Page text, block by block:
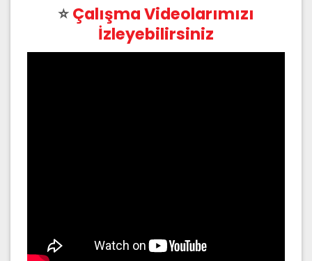
⭐Çalışma Videolarımızı
İzleyebilirsiniz